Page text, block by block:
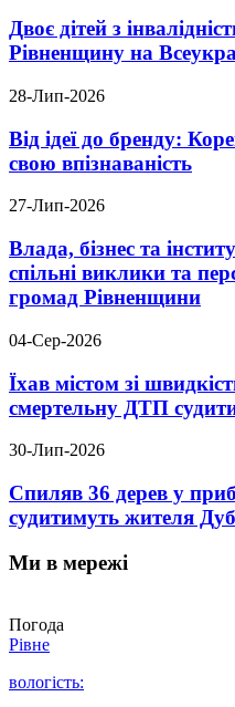
Двоє дітей з
Рівненщину на
28-Лип-2026
Від ідеї до бренду:
свою впізнаваність
27-Лип-2026
Влада, бізнес та
спільні виклики та
громад Рівненщини
04-Сер-2026
Їхав містом зі
смертельну ДТП
30-Лип-2026
Спиляв 36 дерев у
судитимуть жителя
Ми в мережі
Погода
Рівне
вологість: